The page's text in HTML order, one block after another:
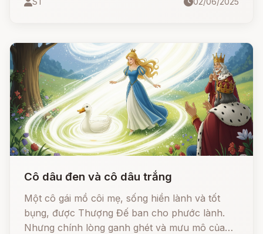
kỳ diệu tan biến...
Cô dâu đen và cô dâu trắng
Một cô gái mồ côi mẹ, sống hiền lành và tốt
bụng, được Thượng Đế ban cho phước lành.
Nhưng chính lòng ganh ghét và mưu mô của